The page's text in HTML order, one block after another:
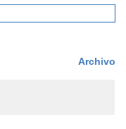
Archivo